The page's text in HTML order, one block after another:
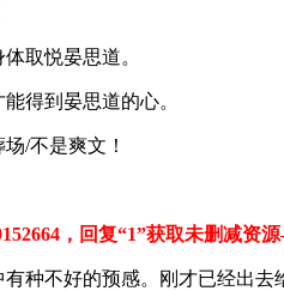
取悦晏思道。
得到晏思道的心。
/不是爽文！
，回复“1”获取未删减资
种不好的预感。刚才已经出